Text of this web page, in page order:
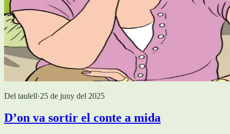
Del taulell·25 de juny del 2025
D’on va sortir el conte a mida